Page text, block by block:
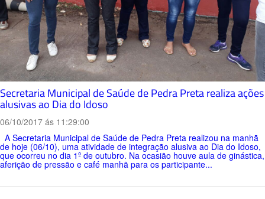
Secretaria Municipal de Saúde de Pedra Preta realiza ações
alusivas ao Dia do Idoso
06/10/2017 ás 11:29:00
A Secretaria Municipal de Saúde de Pedra Preta realizou na manhã
de hoje (06/10), uma atividade de integração alusiva ao Dia do Idoso,
que ocorreu no dia 1º de outubro. Na ocasião houve aula de ginástica,
aferição de pressão e café manhã para os participante...